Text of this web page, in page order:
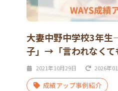
大妻中野中学校3年
子」→「言われなく
2021年10月29日 2026年
成績アップ事例紹介